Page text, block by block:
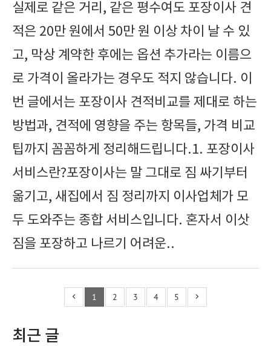
실제로 같은 거리, 같은 평수여도 포장이사 견
적은 20만 원에서 50만 원 이상 차이 날 수 있
고, 막상 계약한 후에는 옵션 추가라는 이름으
로 가격이 올라가는 경우도 적지 않습니다. 이
번 글에서는 포장이사 견적비교를 제대로 하는
방법과, 견적에 영향을 주는 항목들, 가격 비교
팁까지 꼼꼼하게 정리해드립니다.1. 포장이사
서비스란?포장이사는 말 그대로 짐 싸기부터
옮기고, 새집에서 짐 정리까지 이사업체가 모
두 도와주는 종합 서비스입니다. 혼자서 이삿
짐을 포장하고 나르기 어려운..
1 2 3 4 5
최근 글